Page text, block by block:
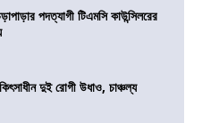
পদত্যাগী টিএমসি কাউন্সিলরের
দুই রোগী উধাও, চাঞ্চল্য